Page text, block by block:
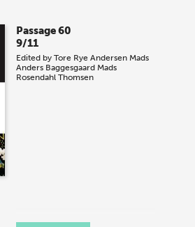
Passage 60
9/11
Edited byTore Rye Andersen Mads
Anders Baggesgaard Mads
Rosendahl Thomsen